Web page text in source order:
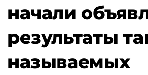
начали
результаты
называемых